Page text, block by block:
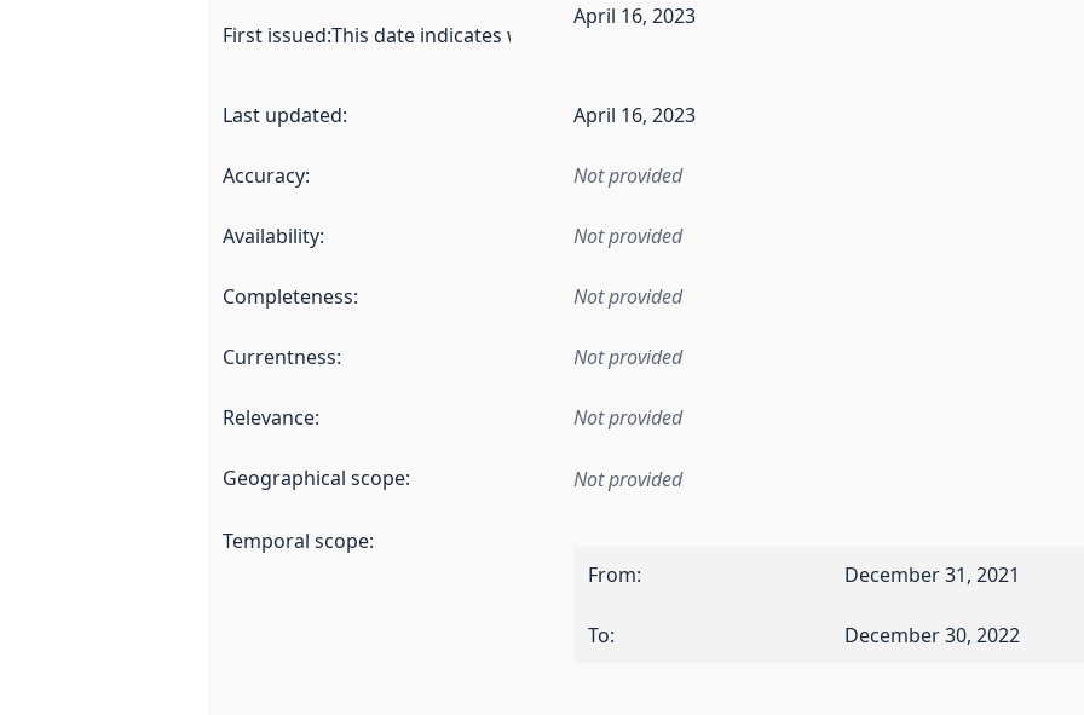
First issued:This date indicates when the data in this dataset was first released. It may have
April 16, 2023
Last updated: April 16, 2023
Accuracy: Not provided
Availability: Not provided
Completeness: Not provided
Currentness: Not provided
Relevance: Not provided
Geographical scope: Not provided
Temporal scope:
From: December 31, 2021
To: December 30, 2022